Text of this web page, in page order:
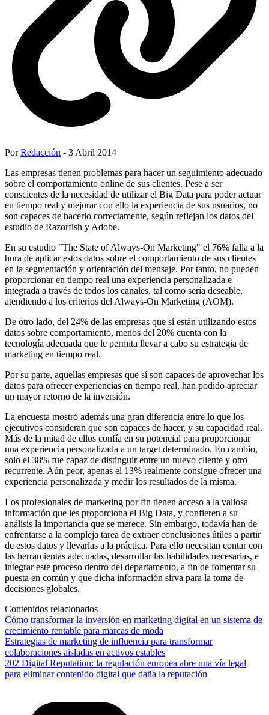
PorRedacción - 3 Abril 2014
Las empresas tienen problemas para hacer un seguimiento adecuado
sobre el comportamiento online de sus clientes. Pese a ser
conscientes de la necesidad de utilizar el Big Data para poder actuar
en tiempo real y mejorar con ello la experiencia de sus usuarios, no
son capaces de hacerlo correctamente, según reflejan los datos del
estudio de Razorfish y Adobe.
En su estudio "The State of Always-On Marketing" el 76% falla a la
hora de aplicar estos datos sobre el comportamiento de sus clientes
en la segmentación y orientación del mensaje. Por tanto, no pueden
proporcionar en tiempo real una experiencia personalizada e
integrada a través de todos los canales, tal como sería deseable,
atendiendo a los criterios del Always-On Marketing (AOM).
De otro lado, del 24% de las empresas que sí están utilizando estos
datos sobre comportamiento, menos del 20% cuenta con la
tecnología adecuada que le permita llevar a cabo su estrategia de
marketing en tiempo real.
Por su parte, aquellas empresas que sí son capaces de aprovechar los
datos para ofrecer experiencias en tiempo real, han podido apreciar
un mayor retorno de la inversión.
La encuesta mostró además una gran diferencia entre lo que los
ejecutivos consideran que son capaces de hacer, y su capacidad real.
Más de la mitad de ellos confía en su potencial para proporcionar
una experiencia personalizada a un target determinado. En cambio,
solo el 38% fue capaz de distinguir entre un nuevo cliente y otro
recurrente. Aún peor, apenas el 13% realmente consigue ofrecer una
experiencia personalizada y medir los resultados de la misma.
Los profesionales de marketing por fin tienen acceso a la valiosa
información que les proporciona el Big Data, y confieren a su
análisis la importancia que se merece. Sin embargo, todavía han de
enfrentarse a la compleja tarea de extraer conclusiones útiles a partir
de estos datos y llevarlas a la práctica. Para ello necesitan contar con
las herramientas adecuadas, desarrollar las habilidades necesarias, e
integrar este proceso dentro del departamento, a fin de fomentar su
puesta en común y que dicha información sirva para la toma de
decisiones globales.
Contenidos relacionados
Cómo transformar la inversión en marketing digital en un sistema de
crecimiento rentable para marcas de moda
Estrategias de marketing de influencia para transformar
colaboraciones aisladas en activos estables
202 Digital Reputation: la regulación europea abre una vía legal
para eliminar contenido digital que daña la reputación